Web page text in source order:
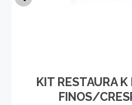
KIT RESTAURA
FINOS/